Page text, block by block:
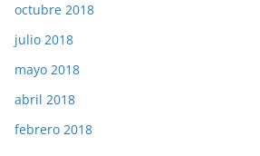
octubre 2018
julio 2018
mayo 2018
abril 2018
febrero 2018